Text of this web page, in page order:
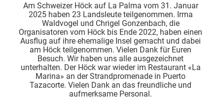
Am Schweizer Höck auf La Palma vom 31. Januar
2025 haben 23 Landsleute teilgenommen. Irma
Waldvogel und Chrigel Gonzenbach, die
Organisatoren vom Höck bis Ende 2022, haben einen
Ausflug auf ihre ehemalige Insel gemacht und dabei
am Höck teilgenommen. Vielen Dank für Euren
Besuch. Wir haben uns alle ausgezeichnet
unterhalten. Der Höck war wieder im Restaurant «La
Marina» an der Strandpromenade in Puerto
Tazacorte. Vielen Dank an das freundliche und
aufmerksame Personal.